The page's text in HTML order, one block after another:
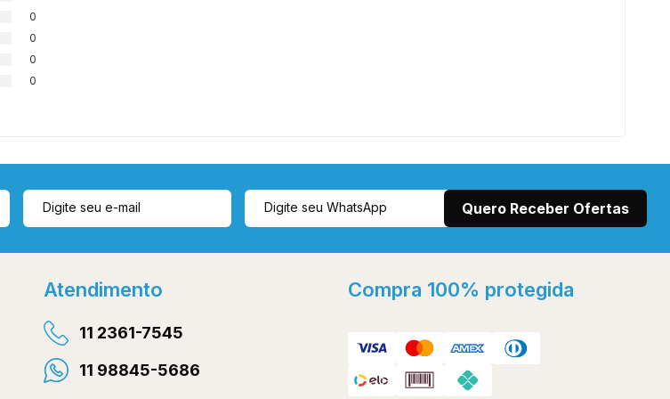
0
0
0
0
Atendimento
11 2361-7545
11 98845-5686
Compra 100% protegida